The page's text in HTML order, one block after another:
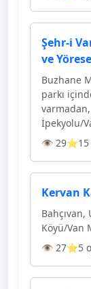
Şehr-i
ve
Buzhane
parkı
varmadan,
İpekyolu/
👁 29⭐15
Kervan
Bahçıvan,
Köyü/Van
👁 27⭐5